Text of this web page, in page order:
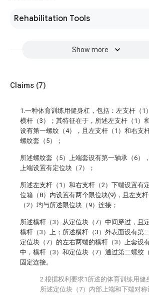
Rehabilitation Tools
Show more
Claims (7)
1.一种体育训练用健身杠，包括：左支杆（1
横杆（3）；其特征在于，所述左支杆（1）
设有第一螺纹（4），且左支杆（1）和右支
螺纹套（5）；
所述螺纹套（5）上端套设有第一轴承（6）
上端设置有定位块（7）；
所述左支杆（1）和右支杆（2）下端设置有
位箱（8）内设置有两个限位块(9)，且左支
（2）均与所述限位块（9）连接；
所述横杆（3）从定位块（7）中间穿过，且
横杆（3）上；所述横杆（3）外表面设有第
定位块（7）的左右两端的横杆（3）上套设
中，横杆（3）和定位块（7）通过第二螺纹
固定连接。
2.根据权利要求1所述的体育训练用健
所述定位块（7）内部上端和下端对